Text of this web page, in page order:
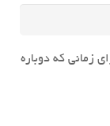
زمانی که دوباره